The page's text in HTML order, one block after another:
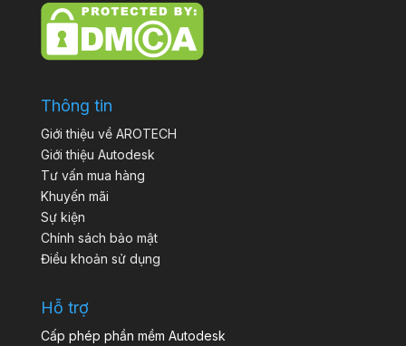
Thông tin
Giới thiệu về AROTECH
Giới thiệu Autodesk
Tư vấn mua hàng
Khuyến mãi
Sự kiện
Chính sách bảo mật
Điều khoản sử dụng
Hỗ trợ
Cấp phép phần mềm Autodesk